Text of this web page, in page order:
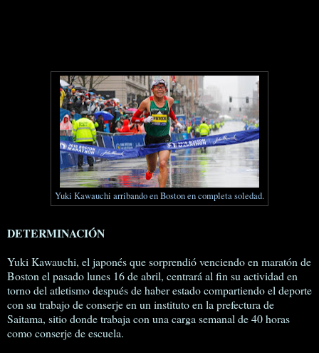
Yuki Kawauchi arribando en Boston en completa soledad.
DETERMINACIÓN
Yuki Kawauchi, el japonés que sorprendió venciendo en maratón de
Boston el pasado lunes 16 de abril, centrará al fin su actividad en
torno del atletismo después de haber estado compartiendo el deporte
con su trabajo de conserje en un instituto en la prefectura de
Saitama, sitio donde trabaja con una carga semanal de 40 horas
como conserje de escuela.